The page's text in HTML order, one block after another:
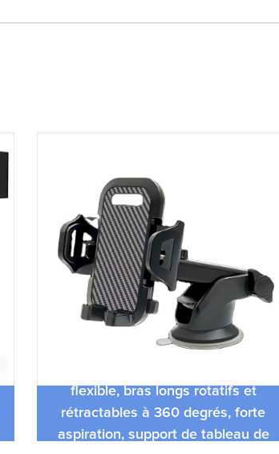
flexible, bras longs rotatifs et
rétractables à 360 degrés, forte
aspiration, support de tableau de